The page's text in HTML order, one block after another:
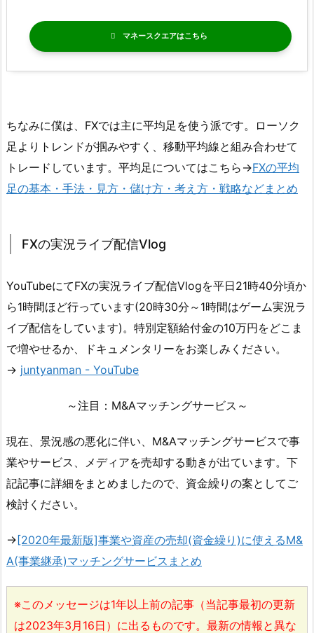
マネースクエア
ちなみに僕は、FXでは主に平均足を使う派です。ローソク
足よりトレンドが掴みやすく、移動平均線と組み合わせて
トレードしています。平均足についてはこちら→FXの平均
足の基本・手法・見方・儲け方・考え方・戦略などまとめ
FXの実況ライブ配信Vlog
YouTubeにてFXの実況ライブ配信Vlogを平日21時40分頃か
ら1時間ほど行っています(20時30分～1時間はゲーム実況ラ
イブ配信をしています)。特別定額給付金の10万円をどこま
で増やせるか、ドキュメンタリーをお楽しみください。
→ juntyanman - YouTube
～注目：M&Aマッチングサービス～
現在、景況感の悪化に伴い、M&Aマッチングサービスで事
業やサービス、メディアを売却する動きが出ています。下
記記事に詳細をまとめましたので、資金繰りの案としてご
検討ください。
→[2020年最新版]事業や資産の売却(資金繰り)に使えるM&
A(事業継承)マッチングサービスまとめ
※このメッセージは1年以上前の記事（当記事最初の更新
は2023年3月16日）に出るものです。最新の情報と異な